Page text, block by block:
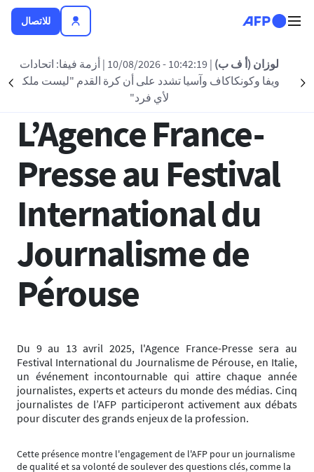
للاتصال
لوزان (أ ف ب)| 10:42:19 - 10/08/2026
| أزمة فيفا: اتحادات
ويفا وكونكاكاف وآسيا تشدد على أن كرة القدم "ليست ملكا
لأي فرد"
Suivant
العودة الى القائمة
L’Agence France-
Presse au Festival
International du
Journalisme de
Pérouse
Du 9 au 13 avril 2025, l'Agence France-Presse sera au
Festival International du Journalisme de Pérouse, en Italie,
un événement incontournable qui attire chaque année
journalistes, experts et acteurs du monde des médias. Cinq
journalistes de l’AFP participeront activement aux débats
pour discuter des grands enjeux de la profession.
Cette présence montre l'engagement de l'AFP pour un journalisme
de qualité et sa volonté de soulever des questions clés, comme la